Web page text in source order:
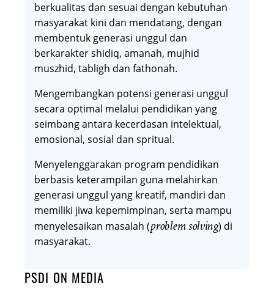
berkualitas dan sesuai dengan kebutuhan
masyarakat kini dan mendatang, dengan
membentuk generasi unggul dan
berkarakter shidiq, amanah, mujhid
muszhid, tabligh dan fathonah.
Mengembangkan potensi generasi unggul
secara optimal melalui pendidikan yang
seimbang antara kecerdasan intelektual,
emosional, sosial dan spritual.
Menyelenggarakan program pendidikan
berbasis keterampilan guna melahirkan
generasi unggul yang kreatif, mandiri dan
memiliki jiwa kepemimpinan, serta mampu
menyelesaikan masalah (problem solving) di
masyarakat.
PSDI ON MEDIA